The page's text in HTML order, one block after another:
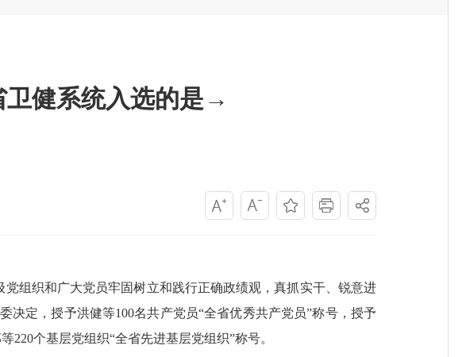
卫健系统入选的是→
组织和广大党员牢固树立和践行正确政绩观，真抓实干、锐意进
定，授予洪健等100名共产党员“全省优秀共产党员”称号，授予
220个基层党组织“全省先进基层党组织”称号。